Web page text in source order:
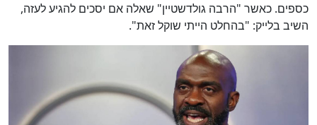
כספים. כאשר "הרבה גולדשטיין" שאלה אם יסכים להגיע לעזה,
השיב בלייק: "בהחלט הייתי שוקל זאת".